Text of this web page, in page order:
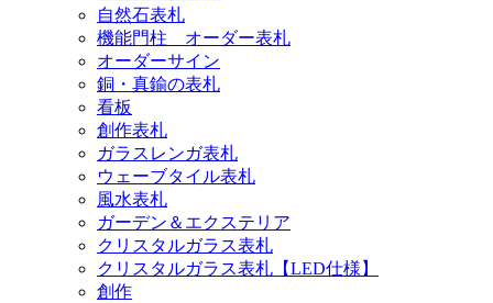
自然石表札
機能門柱 オーダー表札
オーダーサイン
銅・真鍮の表札
看板
創作表札
ガラスレンガ表札
ウェーブタイル表札
風水表札
ガーデン＆エクステリア
クリスタルガラス表札
クリスタルガラス表札【LED仕様】
創作